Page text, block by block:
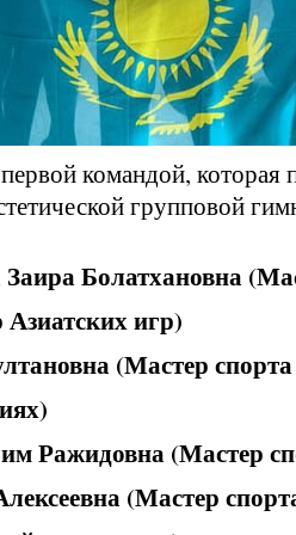
командой, которая
групповой
Болатхановна
Азиатских игр)
(Мастер
Ражидовна (Мастер
(Мастер